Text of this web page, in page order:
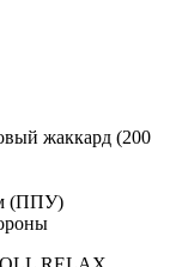
жаккард (200
(ППУ)